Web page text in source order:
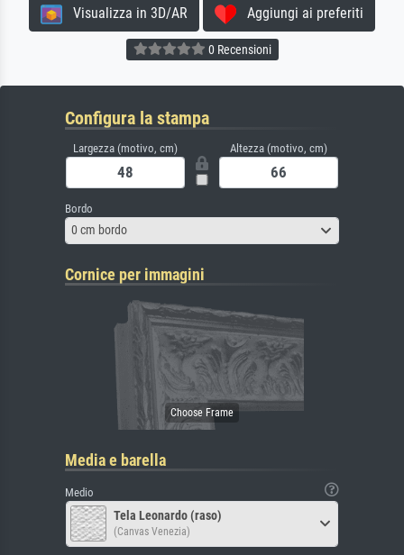
Visualizza in 3D/AR Aggiungi ai preferiti
0 Recensioni
Configura la stampa
Largezza (motivo, cm) Altezza (motivo, cm)
Bordo
0 cm bordo
Cornice per immagini
Media e barella
Medio
Tela Leonardo (raso)
(Canvas Venezia)